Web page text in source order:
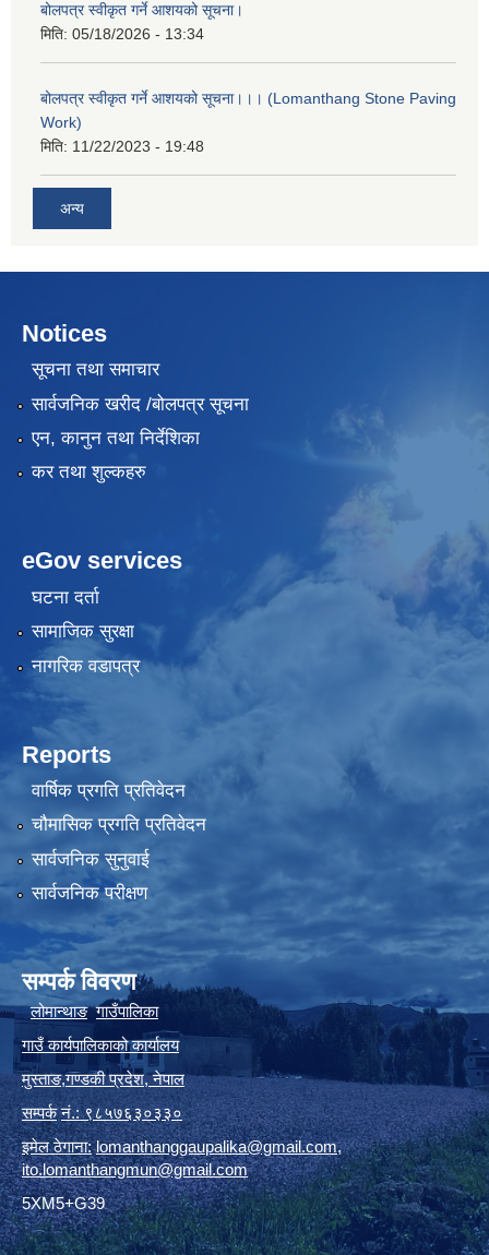
बोलपत्र स्वीकृत गर्ने आशयको सूचना।
मिति: 05/18/2026 - 13:34
बोलपत्र स्वीकृत गर्ने आशयको सूचना।।। (Lomanthang Stone Paving
Work)
मिति: 11/22/2023 - 19:48
अन्य
Notices
सूचना तथा समाचार
सार्वजनिक खरीद /बोलपत्र सूचना
एन, कानुन तथा निर्देशिका
कर तथा शुल्कहरु
eGov services
घटना दर्ता
सामाजिक सुरक्षा
नागरिक वडापत्र
Reports
वार्षिक प्रगति प्रतिवेदन
चौमासिक प्रगति प्रतिवेदन
सार्वजनिक सुनुवाई
सार्वजनिक परीक्षण
सम्पर्क विवरण
लोमान्थाङ गाउँपालिका
गाउँ कार्यपालिकाको कार्यालय
मुस्ताङ,गण्डकी प्रदेश,नेपाल
सम्पर्क नं.: ९८५७६३०३३०
इमेल ठेगाना: lomanthanggaupalika@gmail.com,
ito.lomanthangmun@gmail.com
5XM5+G39